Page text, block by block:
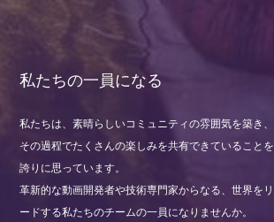
私たちの一員になる
私たちは、素晴らしいコミュニティの雰囲気を築き、
その過程でたくさんの楽しみを共有できていることを
誇りに思っています。
革新的な動画開発者や技術専門家からなる、世界をリ
ードする私たちのチームの一員になりませんか。